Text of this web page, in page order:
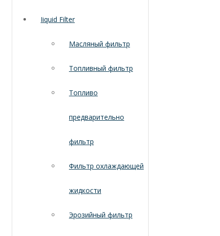
Iiquid Filter
Масляный фильтр
Топливный фильтр
Топливо
предварительно
фильтр
Фильтр охлаждающей
жидкости
Эрозийный фильтр